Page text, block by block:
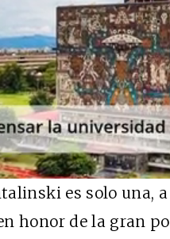
es solo una,
honor de la gran